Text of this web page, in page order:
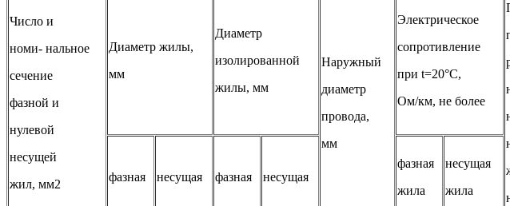
Число и
номи- нальное
сечение
фазной и
нулевой
несущей
жил, мм2
Диаметр жилы,
мм
Диаметр
изолированной
жилы, мм
Наружный
диаметр
провода,
мм
Электрическое
сопротивление
при t=20°С,
Ом/км, не более
фазная несущая фазная несущая
фазная
жила
несущая
жила